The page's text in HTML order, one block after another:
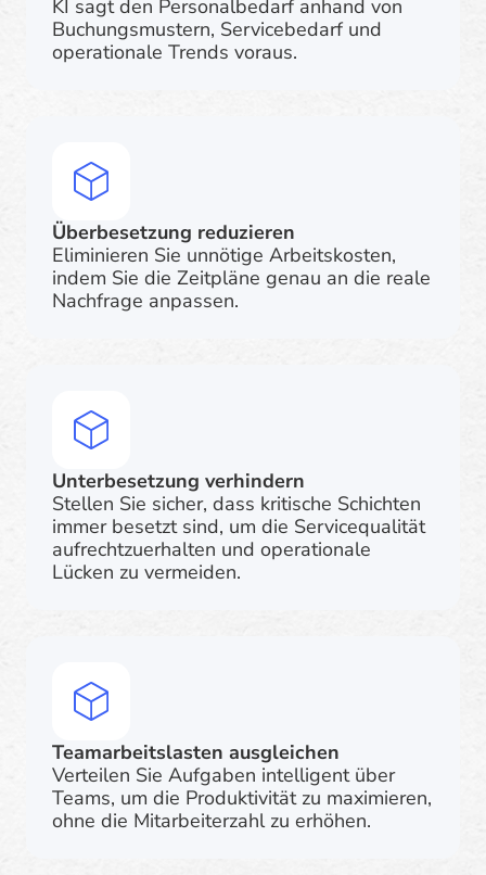
KI sagt den Personalbedarf anhand von
Buchungsmustern, Servicebedarf und
operationale Trends voraus.
Überbesetzung reduzieren
Eliminieren Sie unnötige Arbeitskosten,
indem Sie die Zeitpläne genau an die reale
Nachfrage anpassen.
Unterbesetzung verhindern
Stellen Sie sicher, dass kritische Schichten
immer besetzt sind, um die Servicequalität
aufrechtzuerhalten und operationale
Lücken zu vermeiden.
Teamarbeitslasten ausgleichen
Verteilen Sie Aufgaben intelligent über
Teams, um die Produktivität zu maximieren,
ohne die Mitarbeiterzahl zu erhöhen.